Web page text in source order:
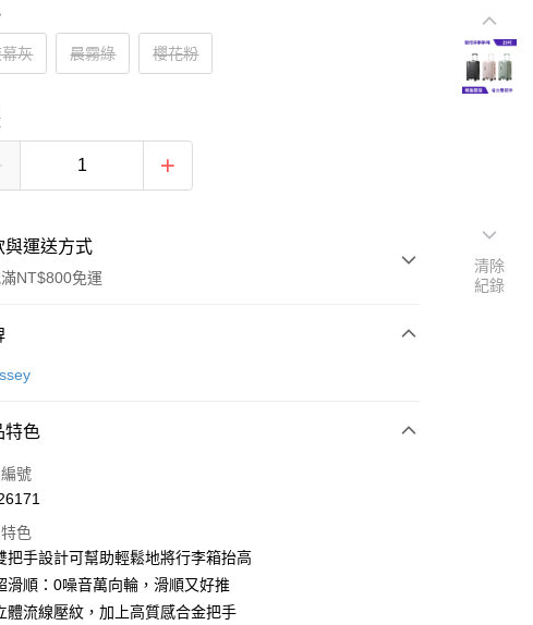
灰 晨霧綠 櫻花粉
與運送方式
NT$800免運
方式
一次付款
付
Pay
付款
特色
號
色
把手設計可幫助輕鬆地將行李箱抬高
滑順：0噪音萬向輪，滑順又好推
體流線壓紋，加上高質感合金把手
清除
紀錄